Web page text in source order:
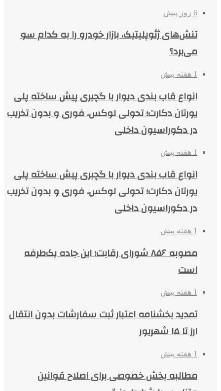
6 روز پیش
تنش‌های ژئوپلیتیک، بازار خودرو را به کدام سو
می‌برد؟
1 هفته پیش
انواع قاب بندی دیوار با گچبری پیش ساخته پلی
یورتان دکارت؛ تحولی لوکس، فوری و بدون تخریب
در دکوراسیون داخلی
1 هفته پیش
انواع قاب بندی دیوار با گچبری پیش ساخته پلی
یورتان دکارت؛ تحولی لوکس، فوری و بدون تخریب
در دکوراسیون داخلی
1 هفته پیش
مصوبه ۸۵۶ شورای رقابت؛ این جاده یک‌طرفه
است
1 هفته پیش
تمدید بخشنامه اعتبار ثبت سفارشات بدون انتقال
ارز تا ۱۵ شهریور
1 هفته پیش
مطالبه بخش خصوصی برای اصلاح قوانین